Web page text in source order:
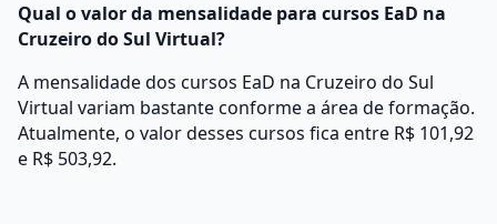
Qual o valor da mensalidade para cursos EaD na
Cruzeiro do Sul Virtual?
A mensalidade dos cursos EaD na Cruzeiro do Sul
Virtual variam bastante conforme a área de formação.
Atualmente, o valor desses cursos fica entre R$ 101,92
e R$ 503,92.